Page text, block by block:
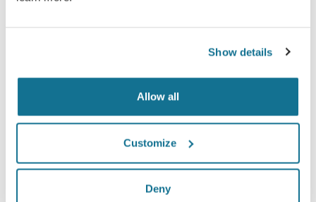
Show details
Allow all
Customize
Deny